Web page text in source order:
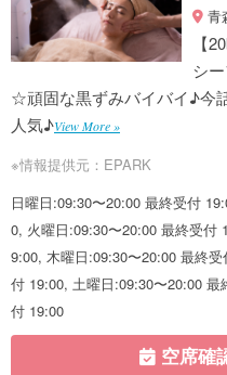
青
【
シ
☆頑固な黒ずみバイバイ♪今
人気♪View More »
※情報提供元：EPARK
日曜日:09:30〜20:00 最終受付
0, 火曜日:09:30〜20:00 最終受付
9:00, 木曜日:09:30〜20:00 最終
付 19:00, 土曜日:09:30〜20:00
付 19:00
空席確